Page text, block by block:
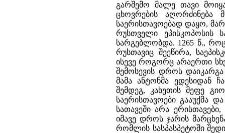
გარშემო მალე თავი
ცხოვრების
საერისთავოებად დაყო,
რუსთველი ეპისკოპოსის
სარგებლობდა. 1265 წ.,
რუსთავიც შეეწირა,
ისევე როგორც არაერთი
შემოსევის დროს
მამა ანტონმა ედესიდან
შემდეგ, კახეთის მეფე
საერისთავოები
სათავეში არა
იმავე დროს ჯარის
რომლის სასპასპეტოში